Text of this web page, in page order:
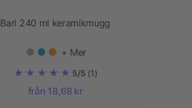
Bari 240 ml keramikmugg
+ Mer
5/5 (1)
från 18,68 kr